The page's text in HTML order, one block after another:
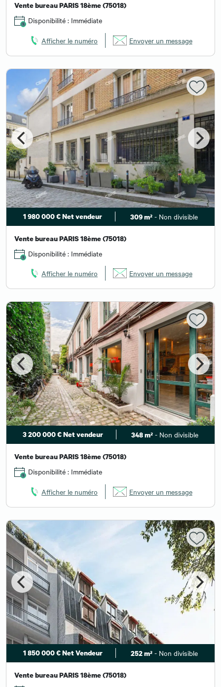
Vente bureau PARIS 18ème (75018)
Disponibilité : Immédiate
Afficher le numéro Envoyer un message
1 980 000 € Net vendeur 309 m² - Non divisible
Vente bureau PARIS 18ème (75018)
Disponibilité : Immédiate
Afficher le numéro Envoyer un message
3 200 000 € Net vendeur 348 m²- Non divisible
Vente bureau PARIS 18ème (75018)
Disponibilité : Immédiate
Afficher le numéro Envoyer un message
1 850 000 € Net Vendeur 252 m² - Non divisible
Vente bureau PARIS 18ème (75018)